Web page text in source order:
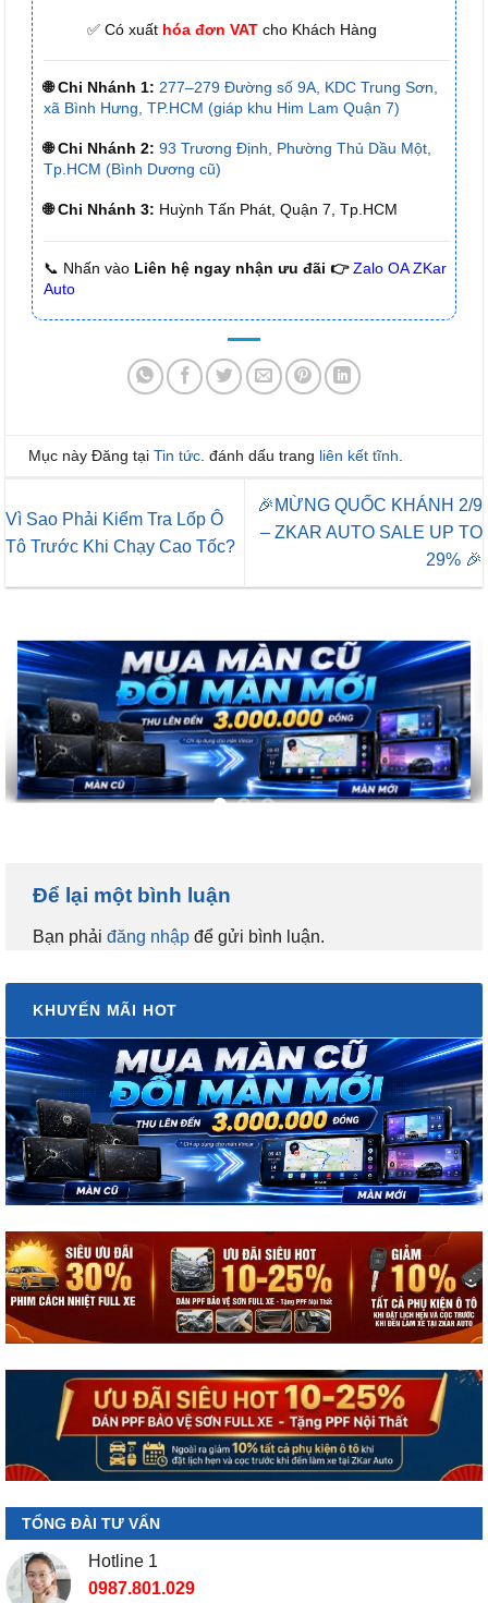
✅ Có xuất hóa đơn VAT cho Khách Hàng
🌐 Chi Nhánh 1: 277–279 Đường số 9A, KDC Trung Sơn,
xã Bình Hưng, TP.HCM (giáp khu Him Lam Quận 7)
🌐 Chi Nhánh 2: 93 Trương Định, Phường Thủ Dầu Một,
Tp.HCM (Bình Dương cũ)
🌐 Chi Nhánh 3: Huỳnh Tấn Phát, Quận 7, Tp.HCM
📞 Nhấn vào Liên hệ ngay nhận ưu đãi 👉 Zalo OA ZKar
Auto
Mục này Đăng tại Tin tức . đánh dấu trang liên kết tĩnh
Vì Sao Phải Kiểm Tra Lốp Ô
Tô Trước Khi Chạy Cao Tốc?
🎉MỪNG QUỐC KHÁNH 2/9
– ZKAR AUTO SALE UP TO
29% 🎉
Để lại một bình luận
Bạn phải đăng nhập để gửi bình luận.
KHUYẾN MÃI HOT
TỔNG ĐÀI TƯ VẤN
Hotline 1
0987.801.029